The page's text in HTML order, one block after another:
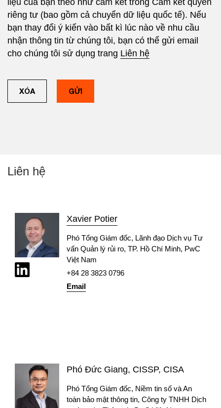
liệu của bạn theo như cam kết trong Cam kết quyền
riêng tư (bao gồm cả chuyển dữ liệu quốc tế). Nếu
bạn thay đổi ý kiến vào bất kì lúc nào về nhu cầu
nhận thông tin từ chúng tôi, bạn có thể gửi email
cho chúng tôi sử dụng trang Liên hệ
Liên hệ
Xavier Potier
Phó Tổng Giám đốc, Lãnh đạo Dịch vụ Tư
vấn Quản lý rủi ro, TP. Hồ Chí Minh, PwC
Việt Nam
+84 28 3823 0796
Email
Phó Đức Giang, CISSP, CISA
Phó Tổng Giám đốc, Niềm tin số và An
toàn bảo mật thông tin, Công ty TNHH Dịch